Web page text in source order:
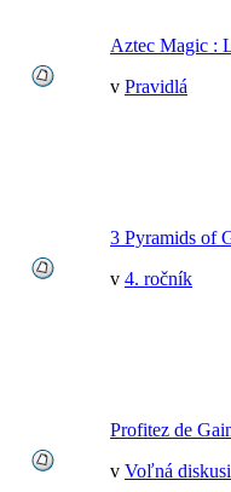
Aztec Magic :
v Pravidlá
3 Pyramids of
v 4. ročník
Profitez de
v Voľná